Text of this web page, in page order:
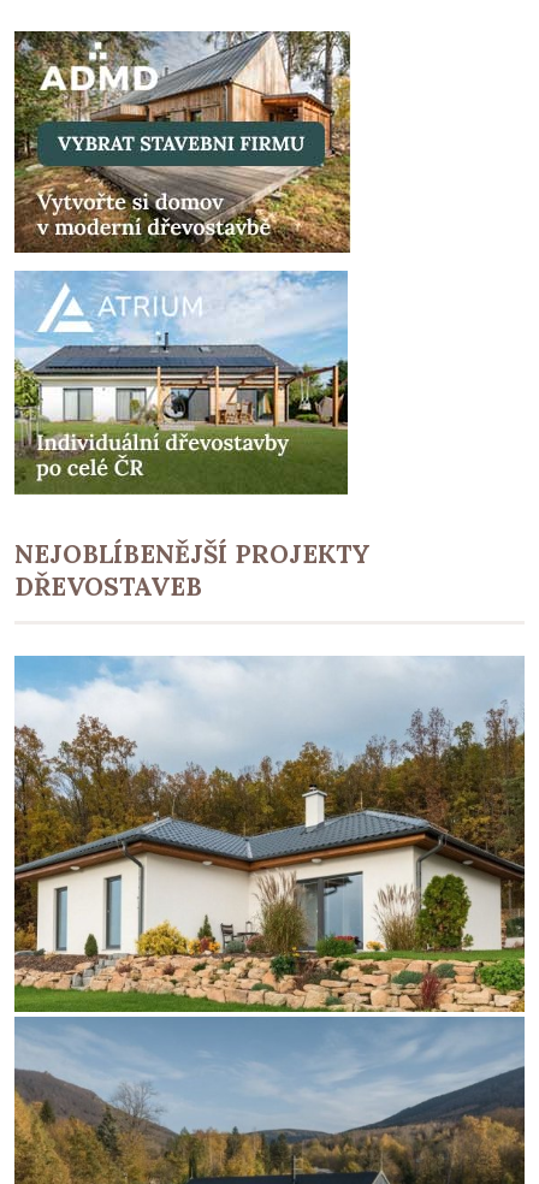
NEJOBLÍBENĚJŠÍ PROJEKTY
DŘEVOSTAVEB